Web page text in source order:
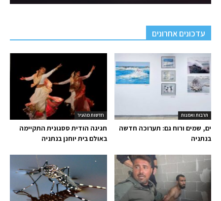
עדכונים אחרונים
חדשות מהעיר
חגיגה הודית ססגונית התקיימה
באולם בית יוחנן בנתניה
תרבות ואמנות
ים, שמים ורוח גם: תערוכה חדשה
בנתניה